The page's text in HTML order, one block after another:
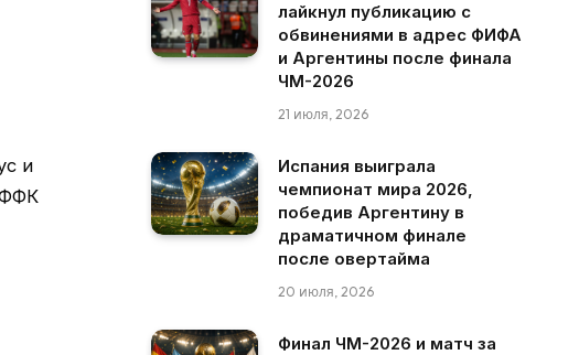
и
лайкнул публикацию с
обвинениями в адрес ФИФА
и Аргентины после финала
ЧМ-2026
21 июля, 2026
Испания выиграла
чемпионат мира 2026,
победив Аргентину в
драматичном финале
после овертайма
20 июля, 2026
Финал ЧМ-2026 и матч за